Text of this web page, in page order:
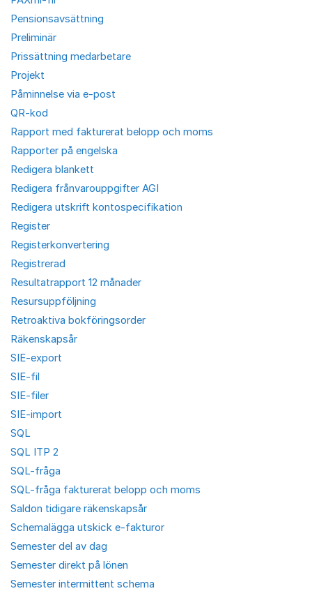
Pensionsavsättning
Preliminär
Prissättning medarbetare
Projekt
Påminnelse via e-post
QR-kod
Rapport med fakturerat belopp och moms
Rapporter på engelska
Redigera blankett
Redigera frånvarouppgifter AGI
Redigera utskrift kontospecifikation
Register
Registerkonvertering
Registrerad
Resultatrapport 12 månader
Resursuppföljning
Retroaktiva bokföringsorder
Räkenskapsår
SIE-export
SIE-fil
SIE-filer
SIE-import
SQL
SQL ITP 2
SQL-fråga
SQL-fråga fakturerat belopp och moms
Saldon tidigare räkenskapsår
Schemalägga utskick e-fakturor
Semester del av dag
Semester direkt på lönen
Semester intermittent schema